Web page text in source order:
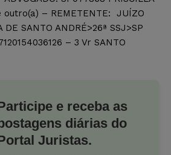
outro(a) – REMETENTE: JUÍZO
DE SANTO ANDRÉ>26ª SSJ>SP
– 3 Vr SANTO
e receba as
diárias do
Juristas.